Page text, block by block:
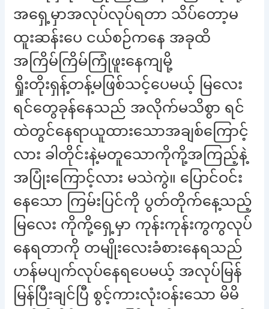
အရှေ့မှာအလုပ်လုပ်ရတာ သိပ်တော့မ
ထူးဆန်းပေ ငယ်စဉ်ကနေ အခုထိ
အကြိမ်ကြိမ်ကြုံဖူးနေကျမို့
ရှိုးတိုးရှန့်တန့်မဖြစ်သင့်ပေမယ့် မြလေး
ရင်တွေခုန်နေသည် အလိုက်မသိစွာ ရင်
ထဲတွင်နေရာယူထားသောအချစ်ကြောင့်
လား ခါတိုင်းနဲ့မတူသောကိုကို့အကြည့်နဲ့
အပြုံးကြောင့်လား မသဲကွဲ။ ပြောင်ဝင်း
နေသော ကြမ်းပြင်ကို ပွတ်တိုက်နေ့သည့်
မြလေး ကိုကို့ရှေ့မှာ ကုန်းကုန်းကွကွလုပ်
နေရတာကို တမျိုးလေးခံစားနေရသည်
ဟန်မပျက်လုပ်နေရပေမယ့် အလုပ်မြန်
မြန်ပြီးချင်ပြီ စွင့်ကားလုံးဝန်းသော မိမိ